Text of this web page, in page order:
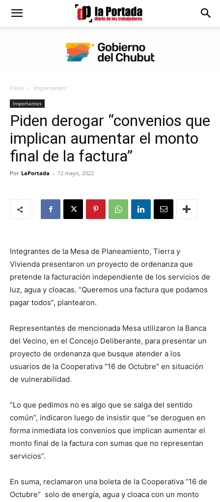
Diario
Portada
Inicio Importantes
Importantes
Piden derogar “convenios que
implican aumentar el monto
final de la factura”
Por LaPortada - 12 mayo, 2022
Integrantes de la Mesa de Planeamiento, Tierra y
Vivienda presentaron un proyecto de ordenanza que
pretende la facturación independiente de los servicios de
luz, agua y cloacas. “Queremos una factura que podamos
pagar todos”, plantearon.
Representantes de mencionada Mesa utilizaron la Banca
del Vecino, en el Concejo Deliberante, para presentar un
proyecto de ordenanza que busque atender a los
usuarios de la Cooperativa “16 de Octubre” en situación
de vulnerabilidad.
“Lo que pedimos no es algo que se salga del sentido
común”, indicaron luego de insistir que “se deroguen en
forma inmediata los convenios que implican aumentar el
monto final de la factura con sumas que no representan
servicios”.
En suma, reclamaron una boleta de la Cooperativa “16 de
Octubre” solo de energía, agua y cloaca con un monto